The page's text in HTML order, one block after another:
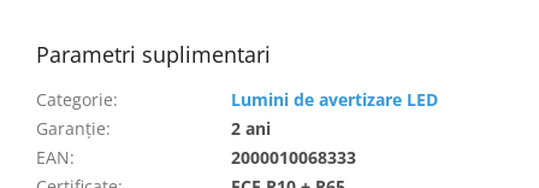
Parametri suplimentari
Categorie:
Lumini de avertizare LED
Garanţie:
2 ani
EAN:
2000010068333